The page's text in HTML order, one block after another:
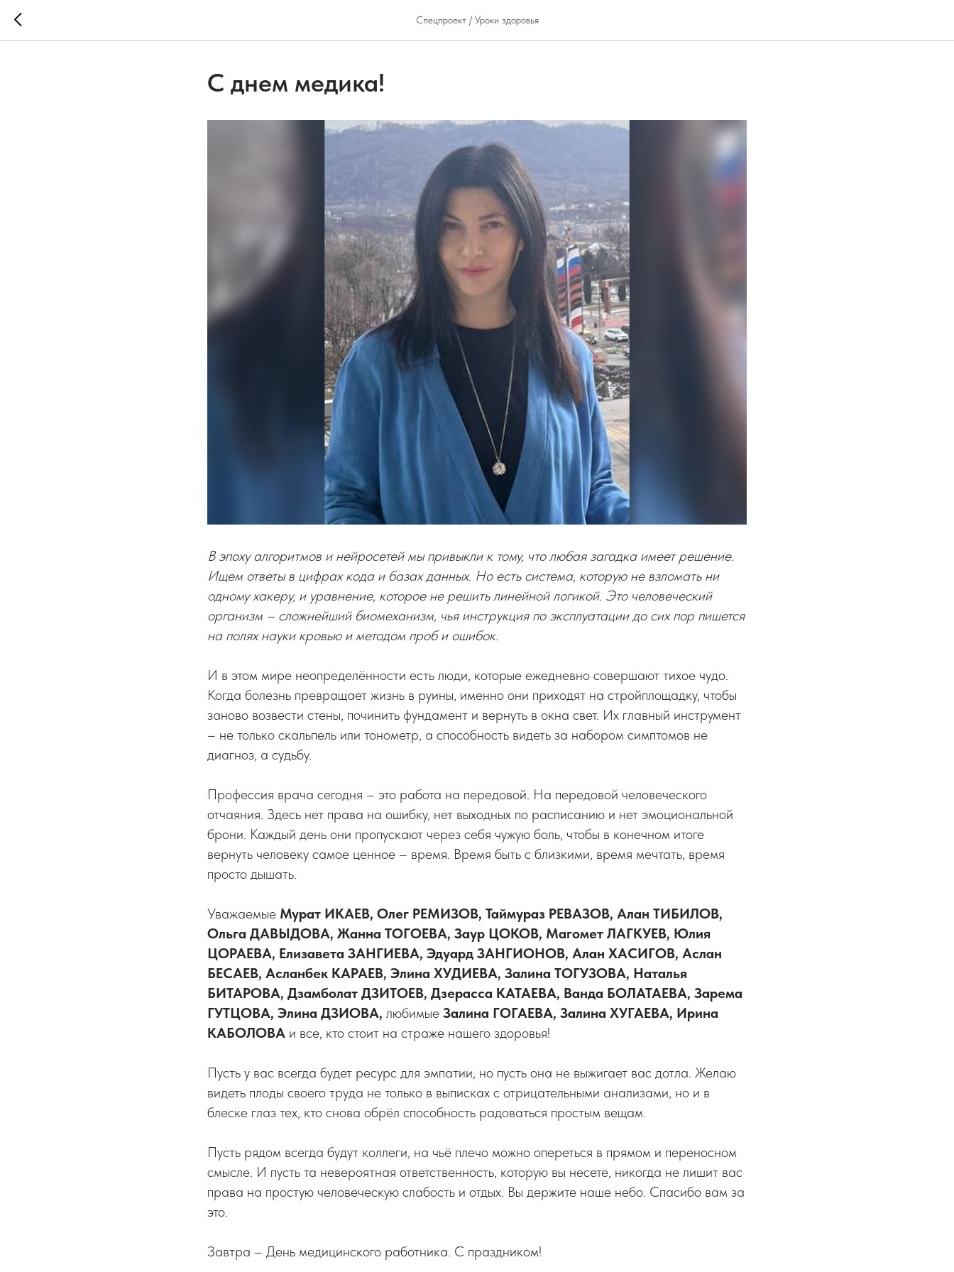
Спецпроект / Уроки здоровья
С днем медика!
В эпоху алгоритмов и нейросетей мы привыкли к тому, что любая загадка имеет решение.
Ищем ответы в цифрах кода и базах данных. Но есть система, которую не взломать ни
одному хакеру, и уравнение, которое не решить линейной логикой. Это человеческий
организм – сложнейший биомеханизм, чья инструкция по эксплуатации до сих пор пишется
на полях науки кровью и методом проб и ошибок.
И в этом мире неопределённости есть люди, которые ежедневно совершают тихое чудо.
Когда болезнь превращает жизнь в руины, именно они приходят на стройплощадку, чтобы
заново возвести стены, починить фундамент и вернуть в окна свет. Их главный инструмент
– не только скальпель или тонометр, а способность видеть за набором симптомов не
диагноз, а судьбу.
Профессия врача сегодня – это работа на передовой. На передовой человеческого
отчаяния. Здесь нет права на ошибку, нет выходных по расписанию и нет эмоциональной
брони. Каждый день они пропускают через себя чужую боль, чтобы в конечном итоге
вернуть человеку самое ценное – время. Время быть с близкими, время мечтать, время
просто дышать.
Уважаемые Мурат ИКАЕВ, Олег РЕМИЗОВ, Таймураз РЕВАЗОВ, Алан ТИБИЛОВ,
Ольга ДАВЫДОВА, Жанна ТОГОЕВА, Заур ЦОКОВ, Магомет ЛАГКУЕВ, Юлия
ЦОРАЕВА, Елизавета ЗАНГИЕВА, Эдуард ЗАНГИОНОВ, Алан ХАСИГОВ, Аслан
БЕСАЕВ, Асланбек КАРАЕВ, Элина ХУДИЕВА, Залина ТОГУЗОВА, Наталья
БИТАРОВА, Дзамболат ДЗИТОЕВ, Дзерасса КАТАЕВА, Ванда БОЛАТАЕВА, Зарема
ГУТЦОВА, Элина ДЗИОВА, любимые Залина ГОГАЕВА, Залина ХУГАЕВА, Ирина
КАБОЛОВА и все, кто стоит на страже нашего здоровья!
Пусть у вас всегда будет ресурс для эмпатии, но пусть она не выжигает вас дотла. Желаю
видеть плоды своего труда не только в выписках с отрицательными анализами, но и в
блеске глаз тех, кто снова обрёл способность радоваться простым вещам.
Пусть рядом всегда будут коллеги, на чьё плечо можно опереться в прямом и переносном
смысле. И пусть та невероятная ответственность, которую вы несете, никогда не лишит вас
права на простую человеческую слабость и отдых. Вы держите наше небо. Спасибо вам за
это.
Завтра – День медицинского работника. С праздником!